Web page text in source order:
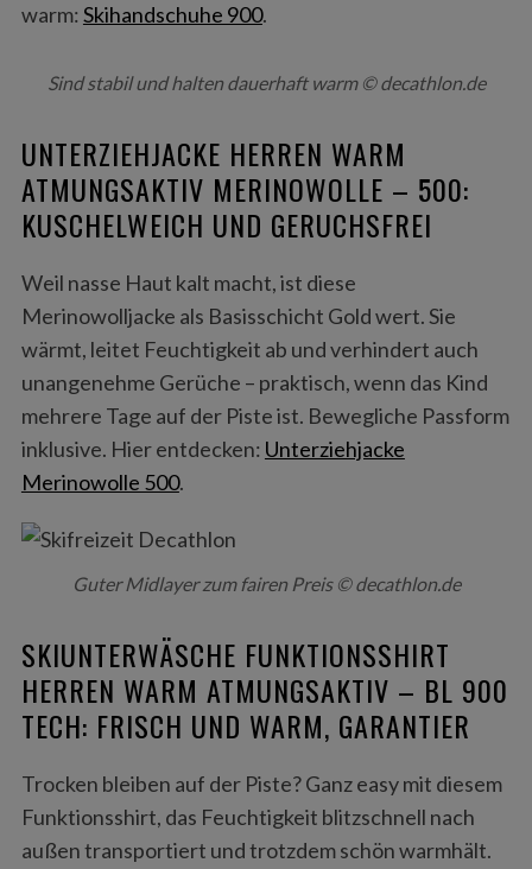
warm: Skihandschuhe 900.
Sind stabil und halten dauerhaft warm © decathlon.de
UNTERZIEHJACKE HERREN WARM
ATMUNGSAKTIV MERINOWOLLE – 500:
KUSCHELWEICH UND GERUCHSFREI
Weil nasse Haut kalt macht, ist diese
Merinowolljacke als Basisschicht Gold wert. Sie
wärmt, leitet Feuchtigkeit ab und verhindert auch
unangenehme Gerüche – praktisch, wenn das Kind
mehrere Tage auf der Piste ist. Bewegliche Passform
inklusive. Hier entdecken: Unterziehjacke
Merinowolle 500.
Guter Midlayer zum fairen Preis © decathlon.de
SKIUNTERWÄSCHE FUNKTIONSSHIRT
HERREN WARM ATMUNGSAKTIV – BL 900
TECH: FRISCH UND WARM, GARANTIER
Trocken bleiben auf der Piste? Ganz easy mit diesem
Funktionsshirt, das Feuchtigkeit blitzschnell nach
außen transportiert und trotzdem schön warmhält.